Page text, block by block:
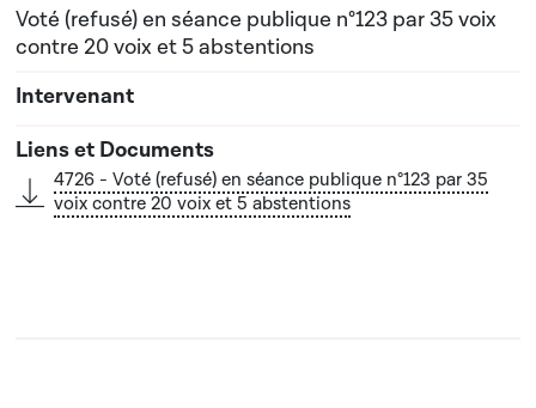
Voté (refusé) en séance publique n°123 par 35 voix
contre 20 voix et 5 abstentions
4726 - Voté (refusé) en séance publique n°123 par 35
voix contre 20 voix et 5 abstentions